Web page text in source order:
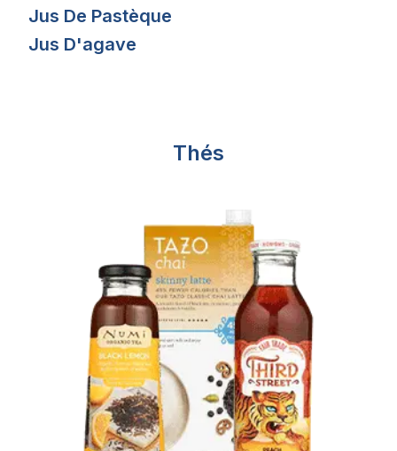
Jus De Pastèque
Jus D'agave
Thés